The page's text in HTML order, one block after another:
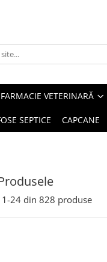
FARMACIE VETERINARĂ
SEPTICE CAPCANE
1-24 din 828 produse